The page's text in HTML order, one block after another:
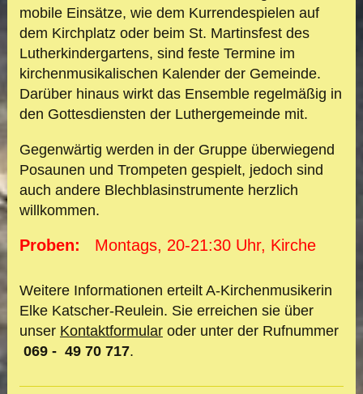
mobile Einsätze, wie dem Kurrendespielen auf
dem Kirchplatz oder beim St. Martinsfest des
Lutherkindergartens, sind feste Termine im
kirchenmusikalischen Kalender der Gemeinde.
Darüber hinaus wirkt das Ensemble regelmäßig in
den Gottesdiensten der Luthergemeinde mit.
Gegenwärtig werden in der Gruppe überwiegend
Posaunen und Trompeten gespielt, jedoch sind
auch andere Blechblasinstrumente herzlich
willkommen.
Proben: Montags, 20-21:30 Uhr, Kirche
Weitere Informationen erteilt A-Kirchenmusikerin
Elke Katscher-Reulein. Sie erreichen sie über
unser Kontaktformularoder unter der Rufnummer
069 - 49 70 717.